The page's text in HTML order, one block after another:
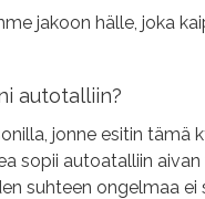
jakoon hälle, joka
autotalliin?
jonne esitin tämä
sopii autoatalliin
suhteen ongelmaa ei